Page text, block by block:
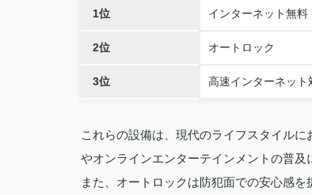
1位 インターネット無料
2位 オートロック
3位 高速インターネット
これらの設備は、現代のライフスタイル
やオンラインエンターテインメントの普及
また、オートロックは防犯面での安心感